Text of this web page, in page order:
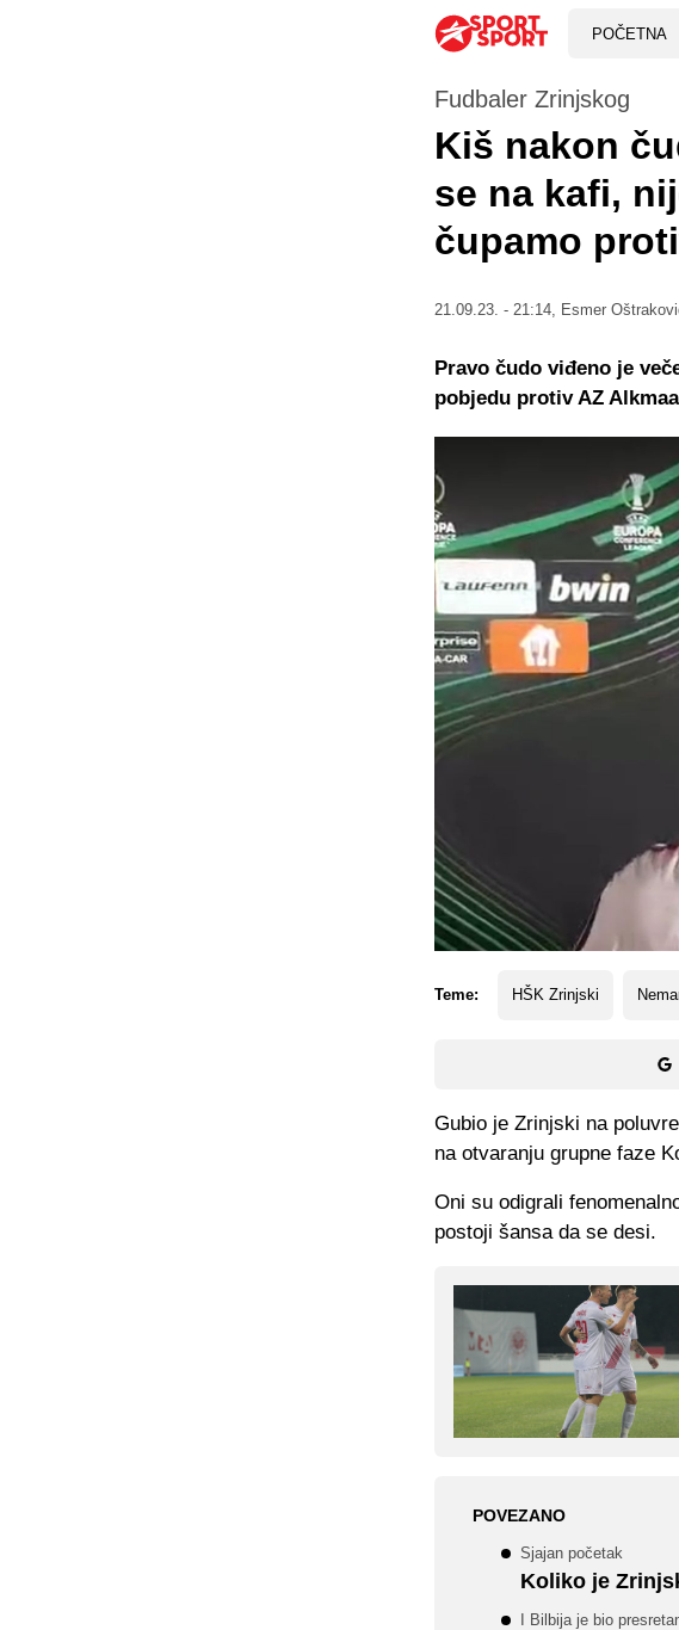
POČETNA
Fudbaler Zrinjskog
Kiš nakon
se na kafi,
čupamo
21.09.23. - 21:14, Esmer
Teme: HŠK Zrinjski
Pravo čudo viđeno je
pobjedu protiv AZ
Gubio je Zrinjski na
na otvaranju grupne faze
Oni su odigrali
postoji šansa da se desi.
POVEZANO
Sjajan početak
Koliko je
I Bilbija je bio